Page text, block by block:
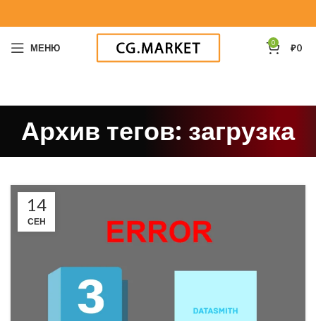
МЕНЮ 0 ₽0
Архив тегов: загрузка
14
СЕН